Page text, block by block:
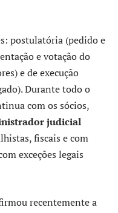
postulatória (pedido e
e votação do
e de execução
Durante todo o
com os sócios,
judicial
fiscais e com
exceções legais
recentemente a